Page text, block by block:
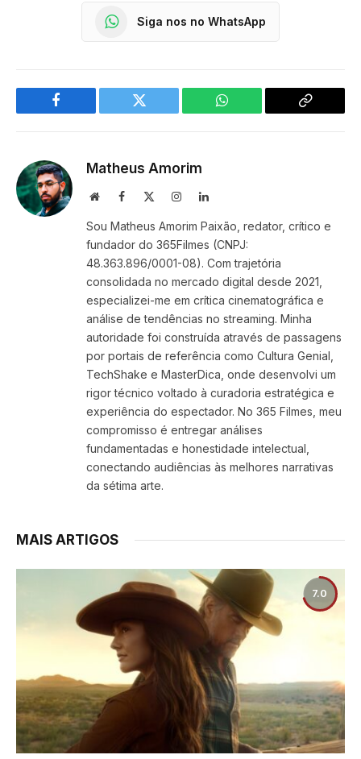
Siga nos no WhatsApp
Facebook Twitter WhatsApp
Copy
Matheus Amorim
WebsiteFacebook InstagramLinkedIn
Sou Matheus Amorim Paixão, redator, crítico e
fundador do 365Filmes (CNPJ:
48.363.896/0001-08). Com trajetória
consolidada no mercado digital desde 2021,
especializei-me em crítica cinematográfica e
análise de tendências no streaming. Minha
autoridade foi construída através de passagens
por portais de referência como Cultura Genial,
TechShake e MasterDica, onde desenvolvi um
rigor técnico voltado à curadoria estratégica e
experiência do espectador. No 365 Filmes, meu
compromisso é entregar análises
fundamentadas e honestidade intelectual,
conectando audiências às melhores narrativas
da sétima arte.
MAIS ARTIGOS
7.0